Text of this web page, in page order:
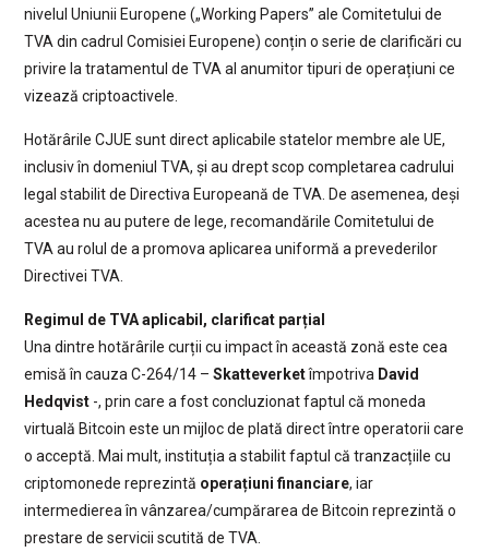
nivelul Uniunii Europene („Working Papers” ale Comitetului de
TVA din cadrul Comisiei Europene) conțin o serie de clarificări cu
privire la tratamentul de TVA al anumitor tipuri de operațiuni ce
vizează criptoactivele.
Hotărârile CJUE sunt direct aplicabile statelor membre ale UE,
inclusiv în domeniul TVA, și au drept scop completarea cadrului
legal stabilit de Directiva Europeană de TVA. De asemenea, deși
acestea nu au putere de lege, recomandările Comitetului de
TVA au rolul de a promova aplicarea uniformă a prevederilor
Directivei TVA.
Regimul de TVA aplicabil, clarificat parțial
Una dintre hotărârile curții cu impact în această zonă este cea
emisă în cauza C-264/14 – Skatteverketîmpotriva David
Hedqvist-, prin care a fost concluzionat faptul că moneda
virtuală Bitcoin este un mijloc de plată direct între operatorii care
o acceptă. Mai mult, instituția a stabilit faptul că tranzacțiile cu
criptomonede reprezintă operațiuni financiare, iar
intermedierea în vânzarea/cumpărarea de Bitcoin reprezintă o
prestare de servicii scutită de TVA.